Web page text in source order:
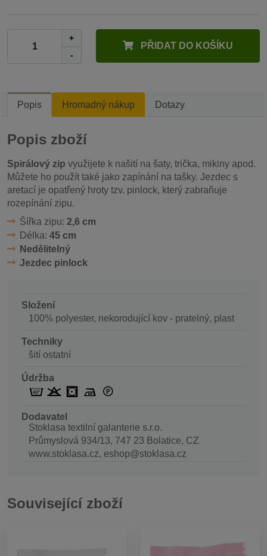
+
-
PŘIDAT DO KOŠÍKU
Popis Hromadný nákup Dotazy
Popis zboží
Spirálový zip využijete k našití na šaty, trička, mikiny apod.
Můžete ho použít také jako zapínání na tašky. Jezdec s
aretací je opatřený hroty tzv. pinlock, který zabraňuje
rozepínání zipu.
Šířka zipu: 2,6 cm
Délka: 45 cm
Nedělitelný
Jezdec pinlock
Složení
100% polyester, nekorodující kov - pratelný, plast
Techniky
šití ostatní
Údržba
Dodavatel
Stoklasa textilní galanterie s.r.o.
Průmyslová 934/13, 747 23 Bolatice, CZ
www.stoklasa.cz, eshop@stoklasa.cz
Související zboží